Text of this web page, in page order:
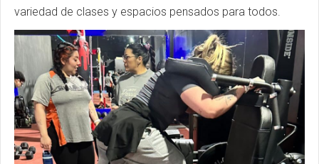
variedad de clases y espacios pensados para todos.